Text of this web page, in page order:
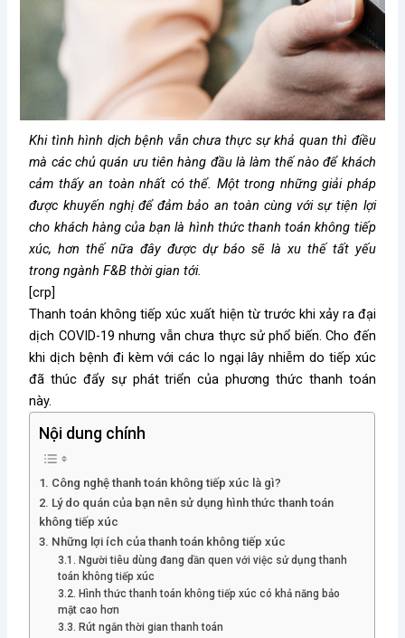
Khi tình hình dịch bệnh vẫn chưa thực sự khả quan thì điều
mà các chủ quán ưu tiên hàng đầu là làm thế nào để khách
cảm thấy an toàn nhất có thể. Một trong những giải pháp
được khuyến nghị để đảm bảo an toàn cùng với sự tiện lợi
cho khách hàng của bạn là hình thức thanh toán không tiếp
xúc, hơn thế nữa đây được dự báo sẽ là xu thế tất yếu
trong ngành F&B thời gian tới.
[crp]
Thanh toán không tiếp xúc xuất hiện từ trước khi xảy ra đại
dịch COVID-19 nhưng vẫn chưa thực sử phổ biến. Cho đến
khi dịch bệnh đi kèm với các lo ngại lây nhiễm do tiếp xúc
đã thúc đẩy sự phát triển của phương thức thanh toán
này.
Nội dung chính
1. Công nghệ thanh toán không tiếp xúc là gì?
2. Lý do quán của bạn nên sử dụng hình thức thanh toán
không tiếp xúc
3. Những lợi ích của thanh toán không tiếp xúc
3.1. Người tiêu dùng đang dần quen với việc sử dụng thanh
toán không tiếp xúc
3.2. Hình thức thanh toán không tiếp xúc có khả năng bảo
mật cao hơn
3.3. Rút ngắn thời gian thanh toán